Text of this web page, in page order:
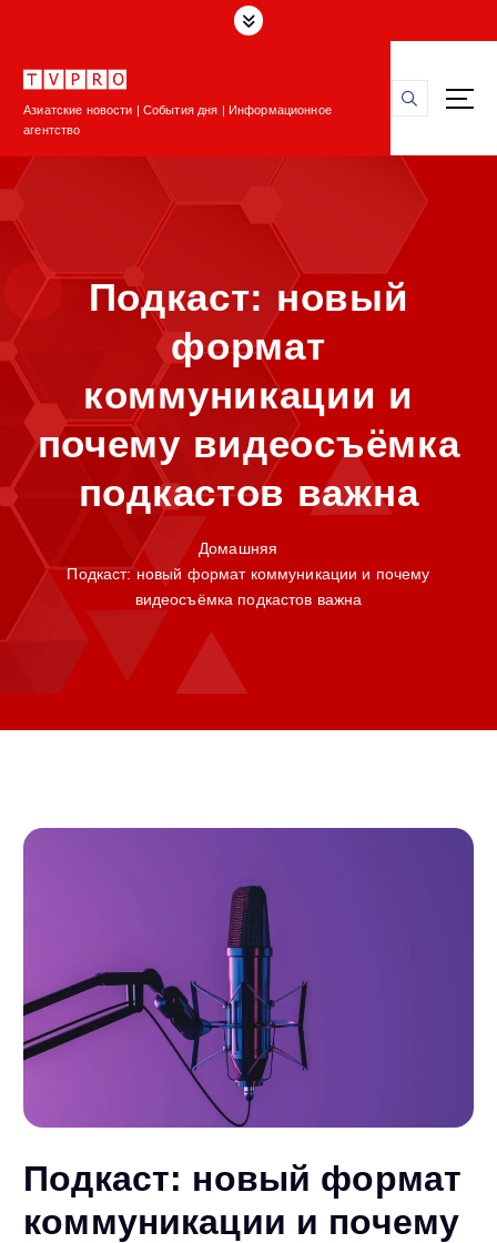
к
Азиатские новости | События дня | Информационное
агентство
Подкаст: новый
формат
коммуникации и
почему видеосъёмка
подкастов важна
Домашняя
Подкаст: новый формат коммуникации и почему
видеосъёмка подкастов важна
Подкаст: новый формат
коммуникации и почему